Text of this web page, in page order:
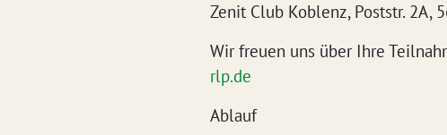
Zenit Club Koblenz, Poststr. 2A,
Wir freuen uns über Ihre
rlp.de
Ablauf